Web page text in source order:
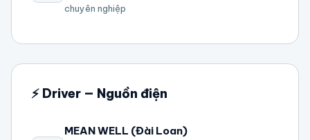
chuyên nghiệp
⚡ Driver — Nguồn điện
MEAN WELL (Đài Loan)